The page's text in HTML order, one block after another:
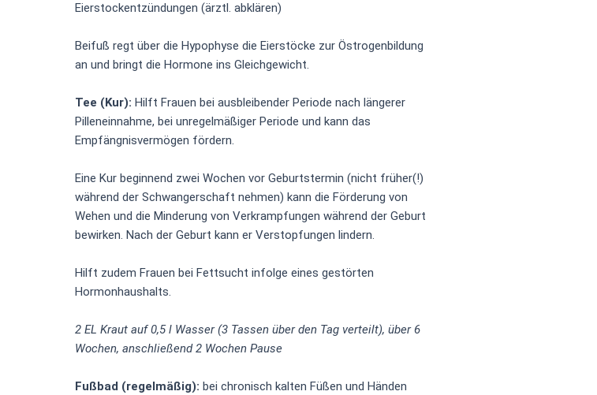
Eierstockentzündungen (ärztl. abklären)
Beifuß regt über die Hypophyse die Eierstöcke zur Östrogenbildung
an und bringt die Hormone ins Gleichgewicht.
Tee (Kur): Hilft Frauen bei ausbleibender Periode nach längerer
Pilleneinnahme, bei unregelmäßiger Periode und kann das
Empfängnisvermögen fördern.
Eine Kur beginnend zwei Wochen vor Geburtstermin (nicht früher(!)
während der Schwangerschaft nehmen) kann die Förderung von
Wehen und die Minderung von Verkrampfungen während der Geburt
bewirken. Nach der Geburt kann er Verstopfungen lindern.
Hilft zudem Frauen bei Fettsucht infolge eines gestörten
Hormonhaushalts.
2 EL Kraut auf 0,5 l Wasser (3 Tassen über den Tag verteilt), über 6
Wochen, anschließend 2 Wochen Pause
Fußbad (regelmäßig): bei chronisch kalten Füßen und Händen